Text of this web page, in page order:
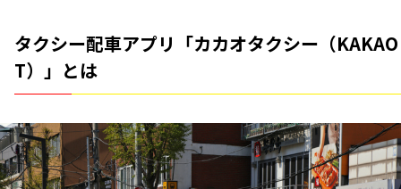
タクシー配車アプリ「カカオタクシー（KAKAO
T）」とは